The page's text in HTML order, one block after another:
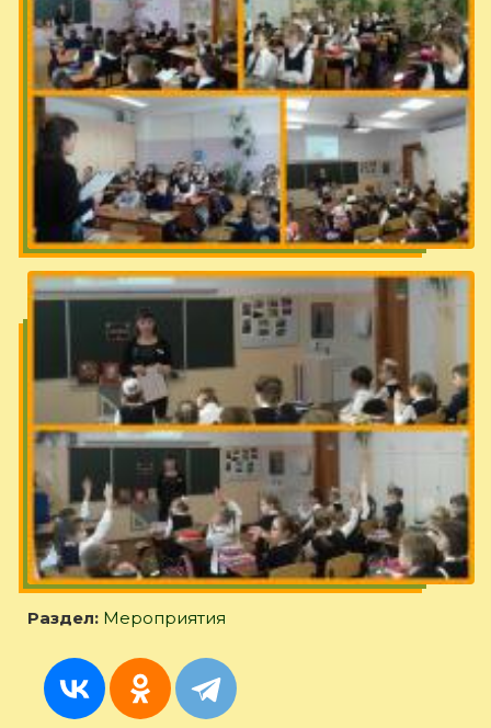
Раздел: Мероприятия